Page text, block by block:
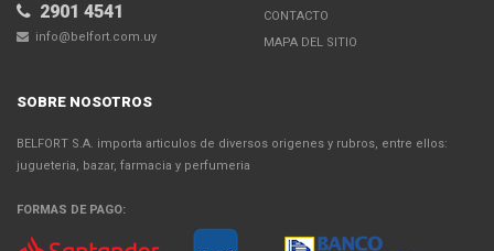
2901 4541
info@belfort.com.uy
CONTACTO
MAPA DEL SITIO
SOBRE NOSOTROS
BELFORT S.A. importa articulos de diversos origenes y rubros, entre ellos:
jugueteria, bazar, farmacia y perfumeria
FORMAS DE PAGO: